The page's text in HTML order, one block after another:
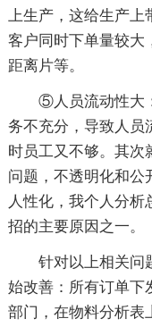
上生产，这给生产上
客户同时下单量较大
距离片等。
⑤人员流动性大
务不充分，导致人员
时员工又不够。其次
问题，不透明化和公
人性化，我个人分
招的主要原因之一。
针对以上相关问
始改善：所有订单下
部门，在物料分析表